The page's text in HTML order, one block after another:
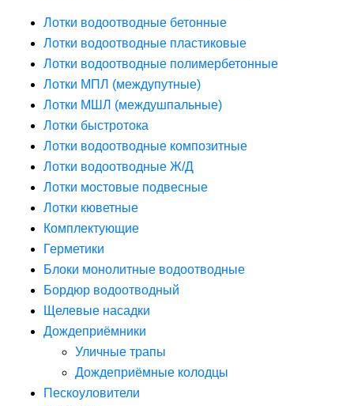
Лотки водоотводные бетонные
Лотки водоотводные пластиковые
Лотки водоотводные полимербетонные
Лотки МПЛ (междупутные)
Лотки МШЛ (междушпальные)
Лотки быстротока
Лотки водоотводные композитные
Лотки водоотводные Ж/Д
Лотки мостовые подвесные
Лотки кюветные
Комплектующие
Герметики
Блоки монолитные водоотводные
Бордюр водоотводный
Щелевые насадки
Дождеприёмники
Уличные трапы
Дождеприёмные колодцы
Пескоуловители